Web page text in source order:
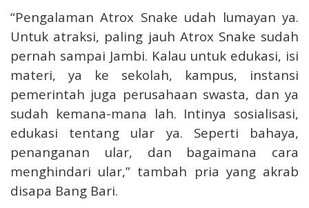
“Pengalaman Atrox Snake udah lumayan ya.
Untuk atraksi, paling jauh Atrox Snake sudah
pernah sampai Jambi. Kalau untuk edukasi, isi
materi, ya ke sekolah, kampus, instansi
pemerintah juga perusahaan swasta, dan ya
sudah kemana-mana lah. Intinya sosialisasi,
edukasi tentang ular ya. Seperti bahaya,
penanganan ular, dan bagaimana cara
menghindari ular,” tambah pria yang akrab
disapa Bang Bari.